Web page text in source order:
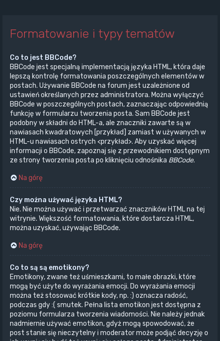
Formatowanie i typy tematów
Co to jest BBCode?
BBCode jest specjalną implementacją języka HTML, która daje
lepszą kontrolę formatowania poszczególnych elementów w
postach. Używanie BBCode na forum jest uzależnione od
ustawień określanych przez administratora. Można wyłączyć
BBCode w poszczególnych postach, zaznaczając odpowiednią
funkcję w formularzu tworzenia posta. Sam BBCode jest
podobny w składni do HTML-a, ale znaczniki zawarte są w
nawiasach kwadratowych [przykład] zamiast w używanych w
HTML-u nawiasach ostrych <przykład>. Aby uzyskać więcej
informacji o BBCode, zapoznaj się z przewodnikiem dostępnym
ze strony tworzenia posta po kliknięciu odnośnika BBCode.
Na górę
Czy można używać języka HTML?
Nie. Nie można używać i przetwarzać znaczników HTML na tej
witrynie. Większość formatowania, które dostarcza HTML,
można uzyskać, używając BBCode.
Na górę
Co to są są emotikony?
Emotikony, zwane też uśmieszkami, to małe obrazki, które
mogą być użyte do wyrażania emocji. Do wyrażania emocji
można też stosować krótkie kody, np. :) oznacza radość,
podczas gdy :( smutek. Pełna lista emotikon jest dostępna z
poziomu formularza tworzenia wiadomości. Nie należy jednak
nadmiernie używać emotikon, gdyż mogą spowodować, że
post stanie się nieczytelny i moderator może podjąć decyzję o